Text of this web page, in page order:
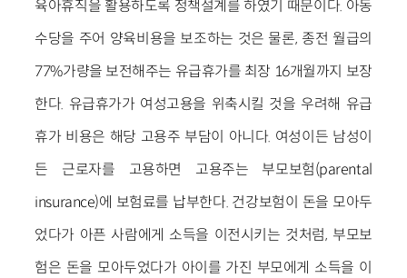
육아휴직을 활용하도록 정책설계를 하였기 때문이다. 아동
수당을 주어 양육비용을 보조하는 것은 물론, 종전 월급의
77%가량을 보전해주는 유급휴가를 최장 16개월까지 보장
한다. 유급휴가가 여성고용을 위축시킬 것을 우려해 유급
휴가 비용은 해당 고용주 부담이 아니다. 여성이든 남성이
든 근로자를 고용하면 고용주는 부모보험(parental
insurance)에 보험료를 납부한다. 건강보험이 돈을 모아두
었다가 아픈 사람에게 소득을 이전시키는 것처럼, 부모보
험은 돈을 모아두었다가 아이를 가진 부모에게 소득을 이